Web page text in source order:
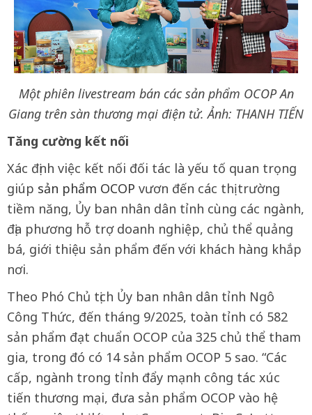
Một phiên livestream bán các sản phẩm OCOP An
Giang trên sàn thương mại điện tử. Ảnh: THANH TIẾN
Tăng cường kết nối
Xác định việc kết nối đối tác là yếu tố quan trọng
giúp sản phẩm OCOP vươn đến các thị trường
tiềm năng, Ủy ban nhân dân tỉnh cùng các ngành,
địa phương hỗ trợ doanh nghiệp, chủ thể quảng
bá, giới thiệu sản phẩm đến với khách hàng khắp
nơi.
Theo Phó Chủ tịch Ủy ban nhân dân tỉnh Ngô
Công Thức, đến tháng 9/2025, toàn tỉnh có 582
sản phẩm đạt chuẩn OCOP của 325 chủ thể tham
gia, trong đó có 14 sản phẩm OCOP 5 sao. “Các
cấp, ngành trong tỉnh đẩy mạnh công tác xúc
tiến thương mại, đưa sản phẩm OCOP vào hệ